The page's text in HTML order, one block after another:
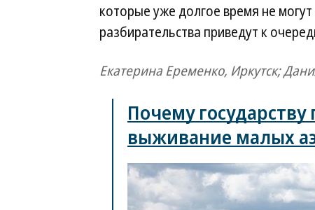
которые уже долгое время не
разбирательства приведут к
Екатерина Еременко, Иркутск;
Почему
выживание малых